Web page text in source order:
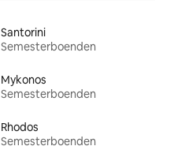
Santorini
Semesterboenden
Mykonos
Semesterboenden
Rhodos
Semesterboenden